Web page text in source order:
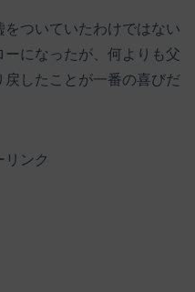
ついていたわけではない
になったが、何よりも父
したことが一番の喜びだ
リンク